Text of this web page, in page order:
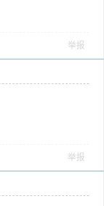
举报
举报